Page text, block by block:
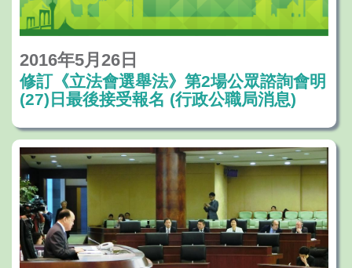
2016年5月26日
修訂《立法會選舉法》第2場公眾諮詢會明
(27)日最後接受報名 (行政公職局消息)